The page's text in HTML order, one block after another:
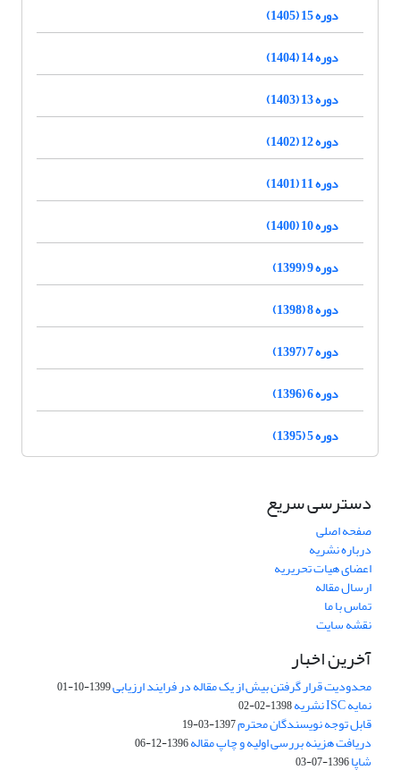
دوره 15 (1405)
دوره 14 (1404)
دوره 13 (1403)
دوره 12 (1402)
دوره 11 (1401)
دوره 10 (1400)
دوره 9 (1399)
دوره 8 (1398)
دوره 7 (1397)
دوره 6 (1396)
دوره 5 (1395)
دسترسی سریع
صفحه اصلی
درباره نشریه
اعضای هیات تحریریه
ارسال مقاله
تماس با ما
نقشه سایت
آخرین اخبار
محدودیت قرار گرفتن بیش از یک مقاله در فرایند ارزیابی1399-10-01
نمایه ISC نشریه 1398-02-02
قابل توجه نویسندگان محترم1397-03-19
دریافت هزینه بررسی اولیه و چاپ مقاله1396-12-06
شاپا1396-07-03